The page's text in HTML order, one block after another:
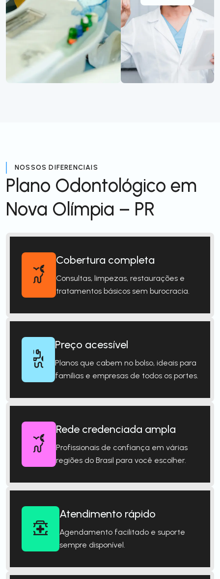
NOSSOS DIFERENCIAIS
Plano Odontológico em
Nova Olímpia – PR
Cobertura completa
Consultas, limpezas, restaurações e
tratamentos básicos sem burocracia.
Preço acessível
Planos que cabem no bolso, ideais para
famílias e empresas de todos os portes.
Rede credenciada ampla
Profissionais de confiança em várias
regiões do Brasil para você escolher.
Atendimento rápido
Agendamento facilitado e suporte
sempre disponível.